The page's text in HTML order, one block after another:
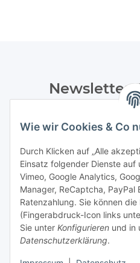
Wie wir Cookies & Co
Durch Klicken auf „Alle
Einsatz folgender Dienste auf
Vimeo, Google Analytics,
Manager, ReCaptcha, PayPal
Ratenzahlung. Sie können
(Fingerabdruck-Icon links
Sie unter Konfigurieren und in
Datenschutzerklärung.
Newsletter
Datenschutzerklärung
Informationen
Gesetzliche Informationen